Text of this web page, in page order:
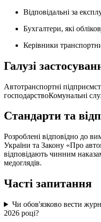
Відповідальні за
Бухгалтери, які
Керівники
Галузі
Автотранспортні
господарствоКомунальні
Стандарти та
Розроблені відповідно до
України та Закону «Про
відповідають чинним
медоглядів.
Часті запитання
Чи обов'язково вести
2026 році?